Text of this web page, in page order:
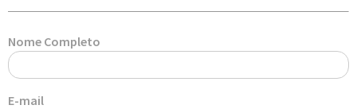
Nome Completo
E-mail